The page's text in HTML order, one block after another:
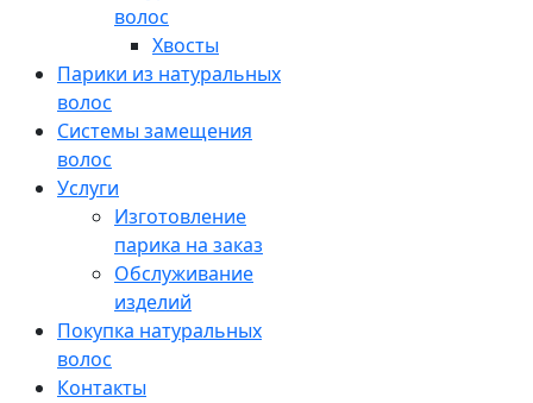
волос
Хвосты
Парики из натуральных
волос
Системы замещения
волос
Услуги
Изготовление
парика на заказ
Обслуживание
изделий
Покупка натуральных
волос
Контакты